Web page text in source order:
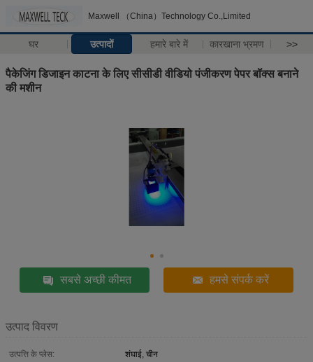
Maxwell （China）Technology Co.,Limited
घर उत्पादों हमारे बारे में कारखाना भ्रमण >>
पैकेजिंग डिजाइन काटना के लिए सीसीडी वीडियो पंजीकरण पेपर बॉक्स बनाने
की मशीन
सबसे अच्छी कीमत हमसे संपर्क करें
उत्पाद विवरण
उत्पत्ति के प्लेस:
शंघाई, चीन